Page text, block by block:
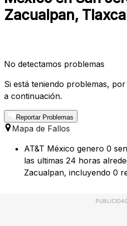
Zacualpan,
No detectamos problemas
Si está teniendo problemas,
a continuación.
Reportar Problemas
Mapa de Fallos
AT&T México genero 0
las ultimas 24 horas
Zacualpan, incluyendo 0